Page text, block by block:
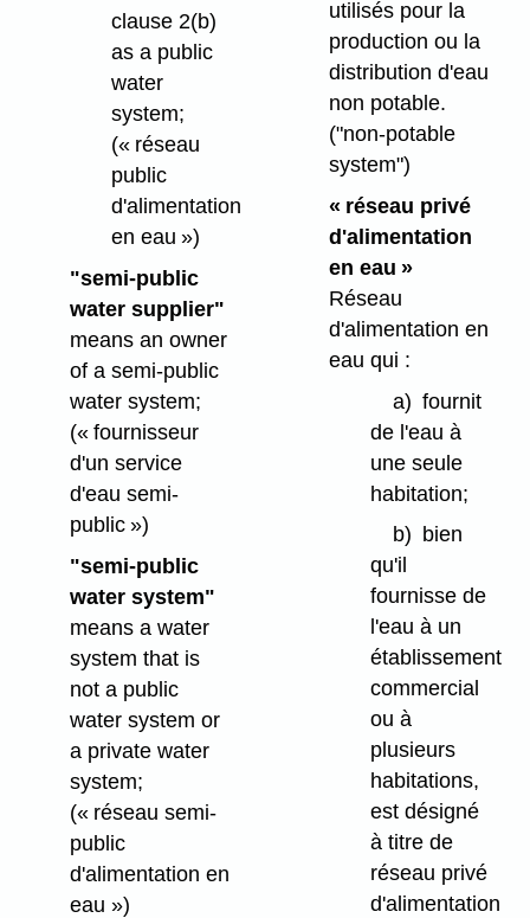
clause 2(b)
as a public
water
system;
(« réseau
public
d'alimentation
en eau »)
"semi-public
water supplier"
means an owner
of a semi-public
water system;
(« fournisseur
d'un service
d'eau semi-
public »)
"semi-public
water system"
means a water
system that is
not a public
water system or
a private water
system;
(« réseau semi-
public
d'alimentation en
eau »)
utilisés pour la
production ou la
distribution d'eau
non potable.
("non-potable
system")
« réseau privé
d'alimentation
en eau »
Réseau
d'alimentation en
eau qui :
a) fournit
de l'eau à
une seule
habitation;
b) bien
qu'il
fournisse de
l'eau à un
établissement
commercial
ou à
plusieurs
habitations,
est désigné
à titre de
réseau privé
d'alimentation